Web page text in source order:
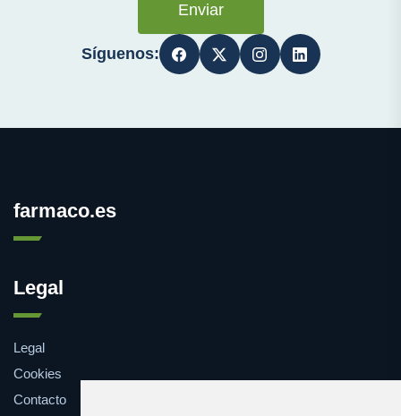
Enviar
Síguenos:
farmaco.es
Legal
Legal
Cookies
Contacto